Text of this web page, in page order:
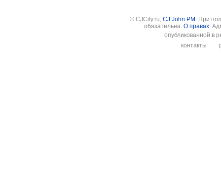
© CJCity.ru, CJ John PM . При
обязательна. О правах.
опубликованной в
контакты